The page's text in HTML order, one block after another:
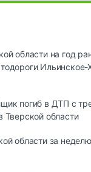
области на год
Ильинское-
погиб в ДТП с
Тверской области
области за